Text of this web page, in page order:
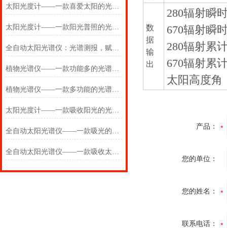
太阳光度计——一款喜爱太阳的光谱仪2024(万象推送)
太阳光度计——一款阳光普照的光谱仪 2024(万象推送)
全自动太阳光谱仪：光谱测报，赋能气象科研与光伏能源监测
植物光谱仪——一款功能多的光谱仪2025(万象推送)
植物光谱仪——一款多功能的光谱仪2025(万象推送)
太阳光度计——一款吸收阳光的光谱仪2025(万象推送)
全自动太阳光谱仪——一款吸光的全波段分光光度计2025(万象推送)
全自动太阳光谱仪——一款吸收太阳光的全波段分光光度计2024(万象推送)
数
据
输
出
280辐射瞬
670辐射瞬
280辐射累
670辐射累
太阳高度角
产品：
您的单位：
您的姓名：
联系电话：